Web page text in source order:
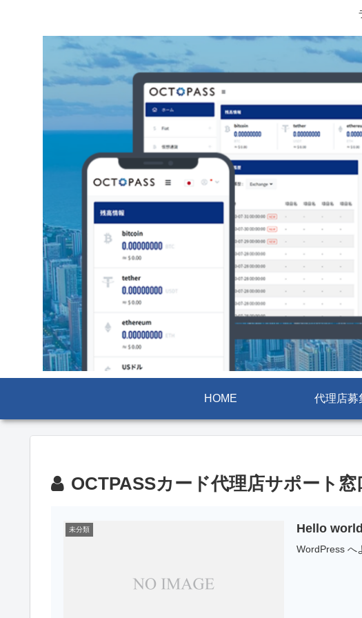
HOME 代理店募
OCTPASSカード代理店サポート窓
未分類 Hello
WordPress へ